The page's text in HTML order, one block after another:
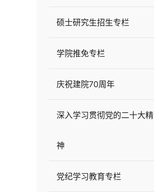
硕士研究生招生专栏
学院推免专栏
庆祝建院70周年
深入学习贯彻党的二十大精
神
党纪学习教育专栏